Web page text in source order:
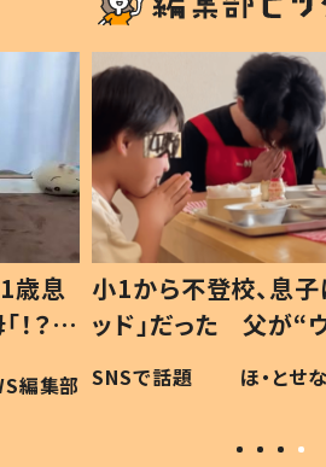
歳息
？」
編集部
小1から不登校、息子
ッド」だった 父が“
作り続ける理由と
#令和の子
SNSで話題 ほ・とせ